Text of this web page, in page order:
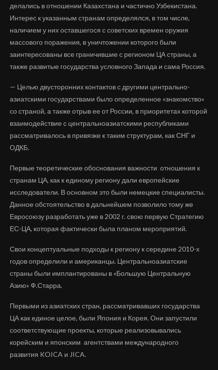
делались в отношении Казахстана и частично Узбекистана.
Интерес к указанным странам определялся, в том числе,
наличием у них оставшегося с советских времен оружия
массового поражения, в уничтожении которого были
заинтересованы все граничившие с регионом ЦА страны, а
также развитые государства условного Запада и сама Россия.
— Целью двусторонних контактов с другими центрально-
азиатскими государствами было определенное «знакомство»
со страной, а также отрыв ее от России, в приоритетах которой
взаимодействие с центральноазиатскими республиками
рассматривалось в привязке к таким структурам, как СНГ и
ОДКБ.
Первые теоретические обоснования важности отношения к
странам ЦА, как к единому региону дали европейские
исследователи. В основном это были немецкие специалисты.
Данное обстоятельство в дальнейшем позволило тому же
Евросоюзу разработать уже в 2002 г. свою первую Стратегию
ЕС-ЦА, которая фактически была планом мероприятий.
Свои концептуальные подходы к региону к середине 2010-х
годов определили и американцы. Центральноазиатские
страны были имплантированы в «Большую Центральную
Азию» Ф.Старра.
Первыми из азиатских стран, рассматривавших государства
ЦА как единое целое, были Япония и Корея. Они запустили
соответствующие проекты, которые реализовывались
корейским и японским агентствами международного
развития KOICA и JICA.